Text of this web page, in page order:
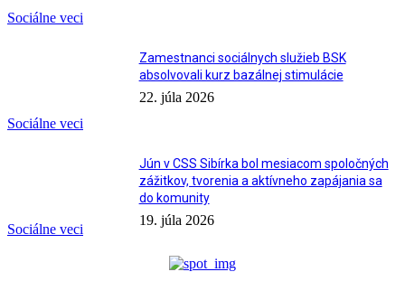
Sociálne veci
Sociálne veci
Zamestnanci sociálnych služieb BSK
absolvovali kurz bazálnej stimulácie
22. júla 2026
Sociálne veci
Jún v CSS Sibírka bol mesiacom spoločných
zážitkov, tvorenia a aktívneho zapájania sa
do komunity
19. júla 2026